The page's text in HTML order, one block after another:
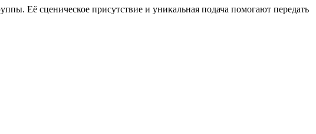
Её сценическое присутствие и уникальная подача помогают передать